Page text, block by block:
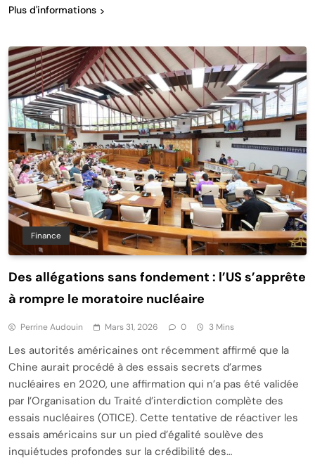
Plus d'informations
Finance
Des allégations sans fondement : l’US s’apprête
à rompre le moratoire nucléaire
Perrine Audouin Mars 31, 2026 0 3 Mins
Les autorités américaines ont récemment affirmé que la
Chine aurait procédé à des essais secrets d’armes
nucléaires en 2020, une affirmation qui n’a pas été validée
par l’Organisation du Traité d’interdiction complète des
essais nucléaires (OTICE). Cette tentative de réactiver les
essais américains sur un pied d’égalité soulève des
inquiétudes profondes sur la crédibilité des…